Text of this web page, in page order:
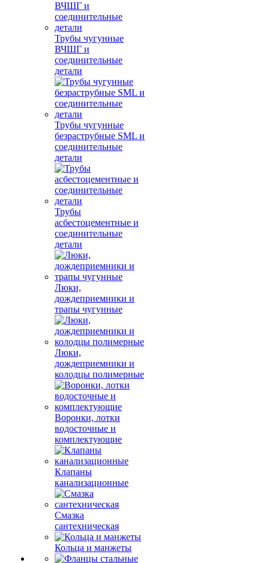
Трубы чугунные
ВЧШГ и
соединительные
детали
Трубы чугунные
безраструбные SML и
соединительные
детали
Трубы
асбестоцементные и
соединительные
детали
Люки,
дождеприемники и
трапы чугунные
Люки,
дождеприемники и
колодцы полимерные
Воронки, лотки
водосточные и
комплектующие
Клапаны
канализационные
Смазка
сантехническая
Кольца и манжеты